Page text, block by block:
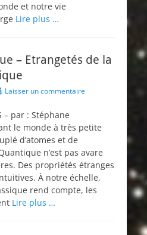
et notre vie
Lire plus …
– Etrangetés de la
Laisser un commentaire
– par : Stéphane
le monde à très petite
d’atomes et de
n’est pas avare
Des propriétés étranges
À notre échelle,
rend compte, les
Lire plus …